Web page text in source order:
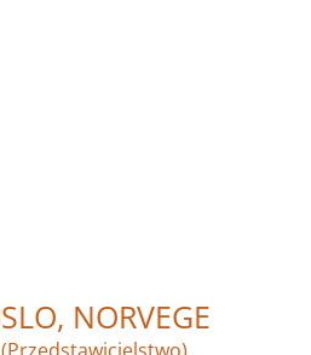
NORVEGE